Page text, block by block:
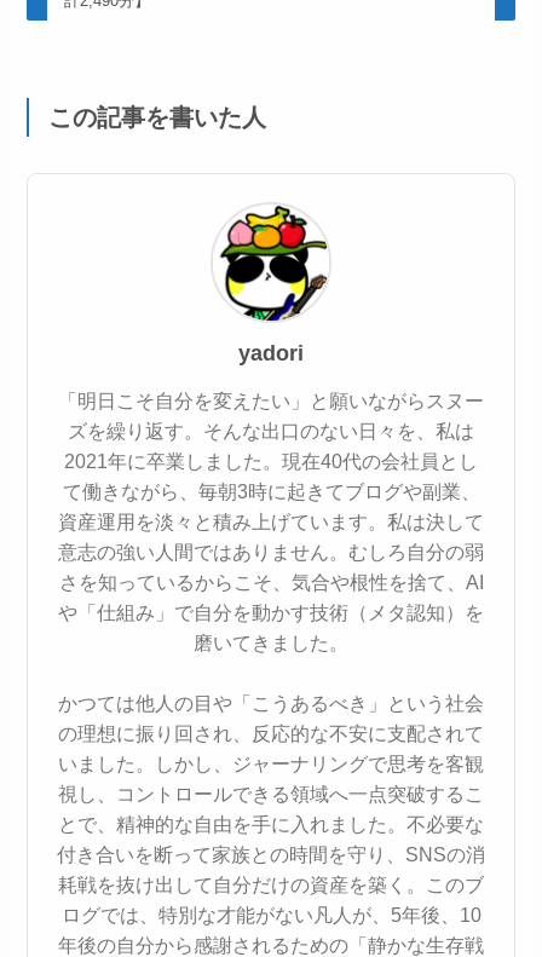
この記事を書いた人
yadori
「明日こそ自分を変えたい」と願いながらスヌー
ズを繰り返す。そんな出口のない日々を、私は
2021年に卒業しました。現在40代の会社員とし
て働きながら、毎朝3時に起きてブログや副業、
資産運用を淡々と積み上げています。私は決して
意志の強い人間ではありません。むしろ自分の弱
さを知っているからこそ、気合や根性を捨て、AI
や「仕組み」で自分を動かす技術（メタ認知）を
磨いてきました。
かつては他人の目や「こうあるべき」という社会
の理想に振り回され、反応的な不安に支配されて
いました。しかし、ジャーナリングで思考を客観
視し、コントロールできる領域へ一点突破するこ
とで、精神的な自由を手に入れました。不必要な
付き合いを断って家族との時間を守り、SNSの消
耗戦を抜け出して自分だけの資産を築く。このブ
ログでは、特別な才能がない凡人が、5年後、10
年後の自分から感謝されるための「静かな生存戦